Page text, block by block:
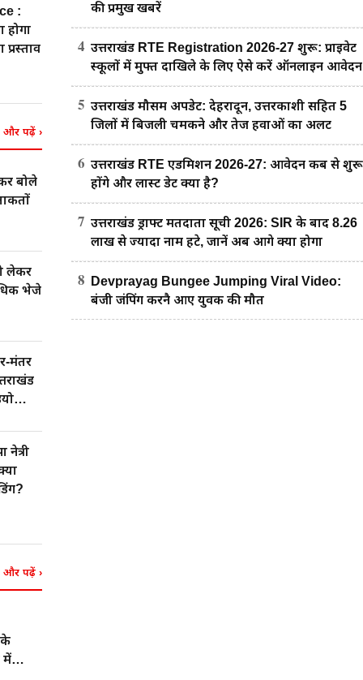
:
होगा
प्रस्ताव
और पढ़ें ›
बोले
लेकर
भेजे
मंतर
और पढ़ें ›
के
में
की प्रमुख खबरें
4 उत्तराखंड RTE Registration 2026-27 शुरू: प्राइवेट
स्कूलों में मुफ्त दाखिले के लिए ऐसे करें ऑनलाइन आवेदन
5 उत्तराखंड मौसम अपडेट: देहरादून, उत्तरकाशी सहित 5
जिलों में बिजली चमकने और तेज हवाओं का अलर्ट
6 उत्तराखंड RTE एडमिशन 2026-27: आवेदन कब से शुरू
होंगे और लास्ट डेट क्या है?
7 उत्तराखंड ड्राफ्ट मतदाता सूची 2026: SIR के बाद 8.26
लाख से ज्यादा नाम हटे, जानें अब आगे क्या होगा
8
Devprayag Bungee Jumping Viral Video:
बंजी जंपिंग करनै आए युवक की मौत